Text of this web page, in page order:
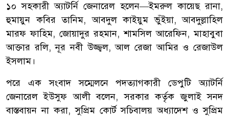
১০ সহকারী অ্যাটর্নি জেনারেল হলেন—ইমরুল কায়েছ রানা,
হুমায়ুন কবির তানিম, আবদুল কাইয়ুম ভুঁইয়া, আবদুল্লাহিল
মারফ ফাহিম, জোয়াদুর রহমান, শামসিল আরেফিন, মাহাবুবা
আক্তার রলি, নূর নবী উজ্জ্বল, আল রেজা আমির ও রেজাউল
ইসলাম।
পরে এক সংবাদ সম্মেলনে পদত্যাগকারী ডেপুটি অ্যাটর্নি
জেনারেল ইউসুফ আলী বলেন, সরকার কর্তৃক জুলাই সনদ
বাস্তবায়ন না করা, সুপ্রিম কোর্ট সচিবালয় অধ্যাদেশ ও সুপ্রিম